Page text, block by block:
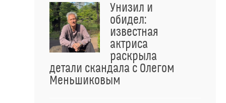
Унизил и
обидел:
известная
актриса
раскрыла
детали скандала с Олегом
Меньшиковым